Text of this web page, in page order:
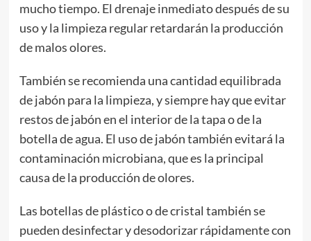
mucho tiempo. El drenaje inmediato después de su
uso y la limpieza regular retardarán la producción
de malos olores.
También se recomienda una cantidad equilibrada
de jabón para la limpieza, y siempre hay que evitar
restos de jabón en el interior de la tapa o de la
botella de agua. El uso de jabón también evitará la
contaminación microbiana, que es la principal
causa de la producción de olores.
Las botellas de plástico o de cristal también se
pueden desinfectar y desodorizar rápidamente con